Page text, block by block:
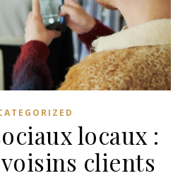
locaux :
clients